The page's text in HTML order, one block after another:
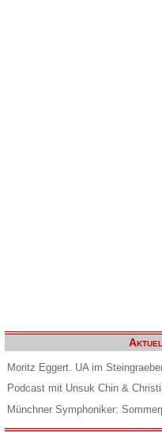
Moritz Eggert. UA im
Podcast mit Unsuk Chin &
Münchner Symphoniker: